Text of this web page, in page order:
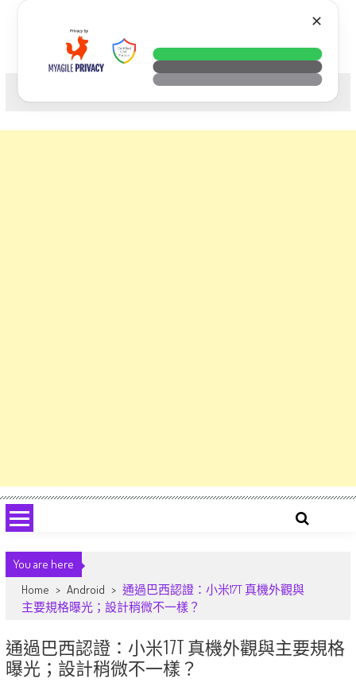
科技. 生活. 攝影.
You are here
Home > Android > 通過巴西認證：小米17T 真機外觀與
主要規格曝光；設計稍微不一樣？
通過巴西認證：小米17T 真機外觀與主要規格
曝光；設計稍微不一樣？
✕